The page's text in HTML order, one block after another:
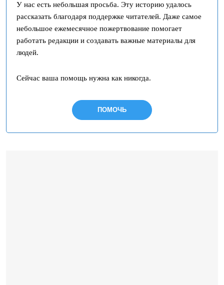
У нас есть небольшая просьба. Эту историю удалось
рассказать благодаря поддержке читателей. Даже самое
небольшое ежемесячное пожертвование помогает
работать редакции и создавать важные материалы для
людей.
Сейчас ваша помощь нужна как никогда.
ПОМОЧЬ